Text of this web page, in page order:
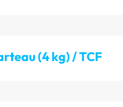
(4 kg) / TCF